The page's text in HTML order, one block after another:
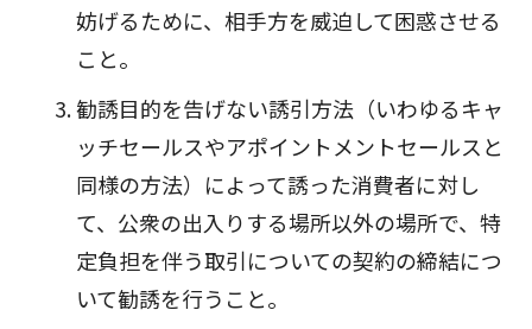
妨げるために、相手方を威迫して困惑させる
こと。
勧誘目的を告げない誘引方法（いわゆるキャ
ッチセールスやアポイントメントセールスと
同様の方法）によって誘った消費者に対し
て、公衆の出入りする場所以外の場所で、特
定負担を伴う取引についての契約の締結につ
いて勧誘を行うこと。